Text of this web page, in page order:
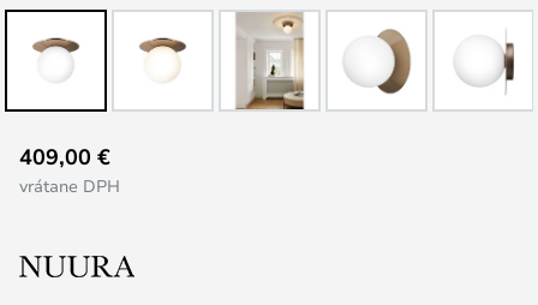
na
začiatok
obrázkov
409,00 €
vrátane DPH